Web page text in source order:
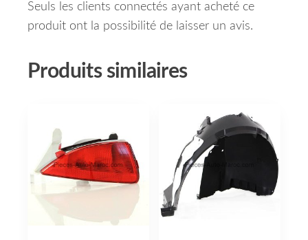
Seuls les clients connectés ayant acheté ce
produit ont la possibilité de laisser un avis.
Produits similaires